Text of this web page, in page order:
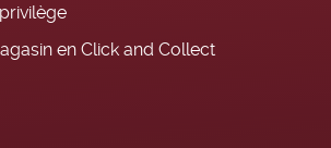
en Click and Collect